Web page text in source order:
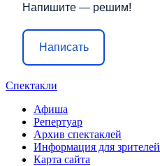
Напишите — решим!
Написать
Спектакли
Афиша
Репертуар
Архив спектаклей
Информация для зрителей
Карта сайта